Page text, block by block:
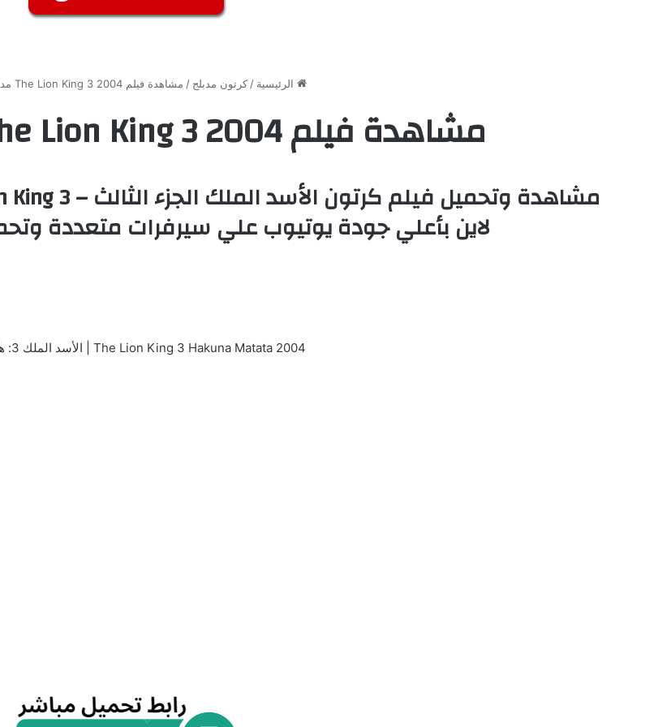
الرئيسية / كرتون مدبلج / مشاهدة فيلم The Lion King 3 2004 مدبلج بالمصري
مشاهدة فيلم The Lion King 3 2004 مدبلج بالمصري
لاين بأعلي جودة يوتيوب علي سيرفرات متعددة
The Lion King 3 Hakuna Matata 2004 | الأسد الملك 3: هاكونا ماتاتا